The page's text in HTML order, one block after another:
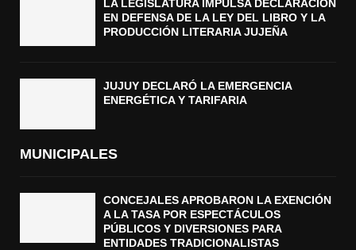
LA LEGISLATURA IMPULSA DECLARACIÓN
EN DEFENSA DE LA LEY DEL LIBRO Y LA
PRODUCCIÓN LITERARIA JUJEÑA
JUJUY DECLARÓ LA EMERGENCIA
ENERGÉTICA Y TARIFARIA
MUNICIPALES
CONCEJALES APROBARON LA EXENCIÓN
A LA TASA POR ESPECTÁCULOS
PÚBLICOS Y DIVERSIONES PARA
ENTIDADES TRADICIONALISTAS